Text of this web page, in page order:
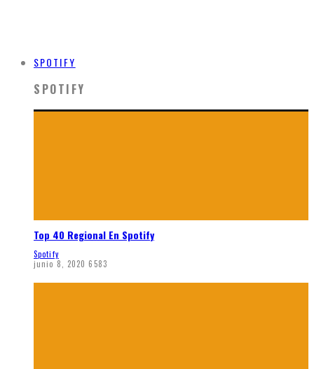
SPOTIFY
SPOTIFY
Top 40 Regional En Spotify
Spotify
junio 8, 2020 6583